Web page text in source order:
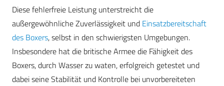
Diese fehlerfreie Leistung unterstreicht die
außergewöhnliche Zuverlässigkeit und Einsatzbereitschaft
des Boxers, selbst in den schwierigsten Umgebungen.
Insbesondere hat die britische Armee die Fähigkeit des
Boxers, durch Wasser zu waten, erfolgreich getestet und
dabei seine Stabilität und Kontrolle bei unvorbereiteten